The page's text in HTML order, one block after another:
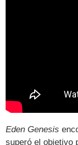
Eden Genesis
superó el objetivo